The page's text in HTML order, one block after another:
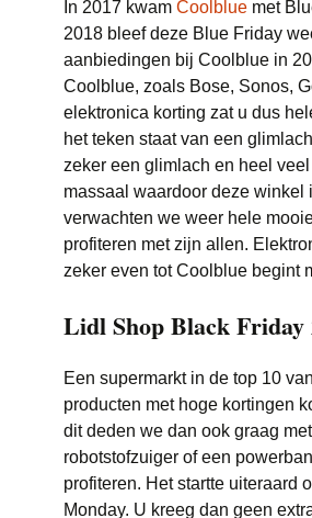
In 2017 kwam Coolblue met
2018 bleef deze Blue Friday
aanbiedingen bij Coolblue in
Coolblue, zoals Bose, Sonos,
elektronica korting zat u dus
het teken staat van een
zeker een glimlach en heel
massaal waardoor deze winkel
verwachten we weer hele
profiteren met zijn allen.
zeker even tot Coolblue begint
Lidl Shop Black Friday
Een supermarkt in de top 10
producten met hoge kortingen
dit deden we dan ook graag
robotstofzuiger of een
profiteren. Het startte uiteraard
Monday. U kreeg dan geen